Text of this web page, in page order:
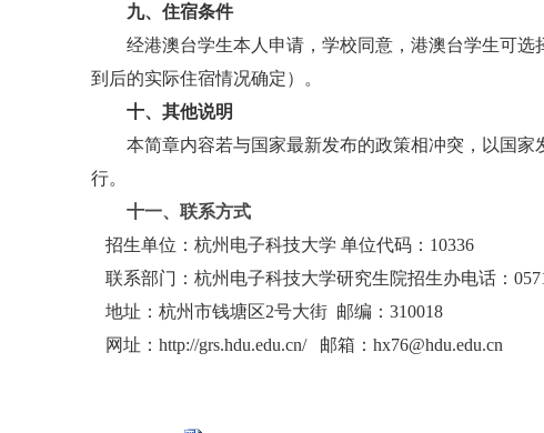
九、住宿条件
经港澳台学生本人申请，学校同意，港澳台学生可
到后的实际住宿情况确定）。
十、其他说明
本简章内容若与国家最新发布的政策相冲突，以国
行。
十一、联系方式
招生单位：杭州电子科技大学 单位代码：10336
联系部门：杭州电子科技大学研究生院招生办电话：
地址：杭州市钱塘区2号大街 邮编：310018
网址： http://grs.hdu.edu.cn/ 邮箱：hx76@hdu.edu.cn